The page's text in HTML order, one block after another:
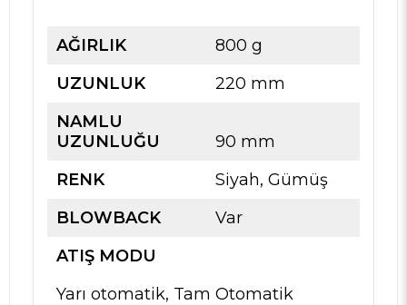
AĞIRLIK
800 g
UZUNLUK
220 mm
NAMLU
UZUNLUĞU
90 mm
RENK
Siyah, Gümüş
BLOWBACK
Var
ATIŞ MODU
Yarı otomatik, Tam Otomatik